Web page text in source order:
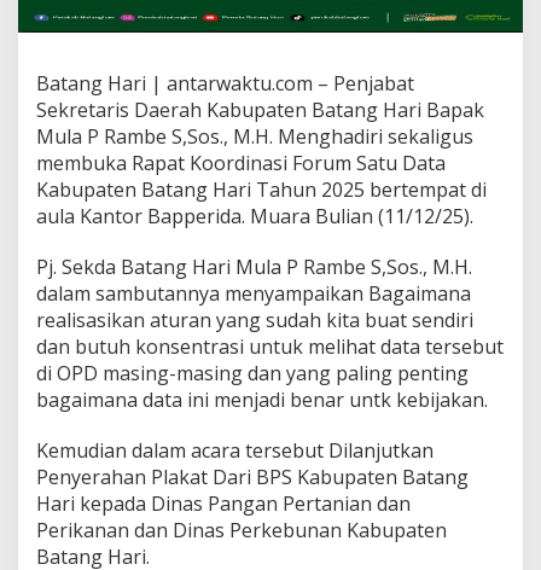
Batang Hari | antarwaktu.com – Penjabat
Sekretaris Daerah Kabupaten Batang Hari Bapak
Mula P Rambe S,Sos., M.H. Menghadiri sekaligus
membuka Rapat Koordinasi Forum Satu Data
Kabupaten Batang Hari Tahun 2025 bertempat di
aula Kantor Bapperida. Muara Bulian (11/12/25).
Pj. Sekda Batang Hari Mula P Rambe S,Sos., M.H.
dalam sambutannya menyampaikan Bagaimana
realisasikan aturan yang sudah kita buat sendiri
dan butuh konsentrasi untuk melihat data tersebut
di OPD masing-masing dan yang paling penting
bagaimana data ini menjadi benar untk kebijakan.
Kemudian dalam acara tersebut Dilanjutkan
Penyerahan Plakat Dari BPS Kabupaten Batang
Hari kepada Dinas Pangan Pertanian dan
Perikanan dan Dinas Perkebunan Kabupaten
Batang Hari.